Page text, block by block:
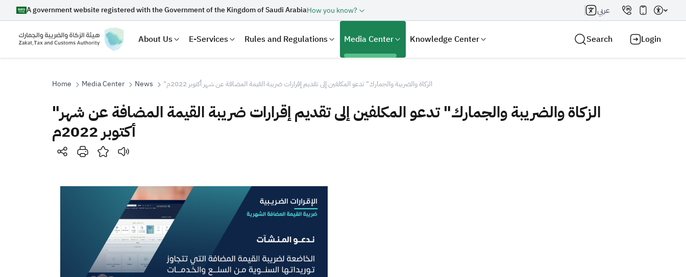
A government website registered with the Government of the Kingdom of Saudi ArabiaHow you know? عربي
About Us E-Services Rules and Regulations Media Center Knowledge Center Search Login
Search
Customs Tax Declaration
Home Media Center News "الزكاة والضريبة والجمارك" تدعو المكلفين إلى تقديم إقرارات ضريبة القيمة المضافة عن شهر أكتوبر 2022م
"الزكاة والضريبة والجمارك" تدعو المكلفين إلى تقديم إقرارات ضريبة القيمة المضافة عن شهر
أكتوبر 2022م